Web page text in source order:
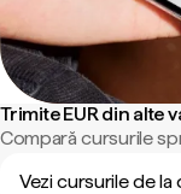
Trimite EUR din alte
Compară cursurile
Vezi cursurile de la